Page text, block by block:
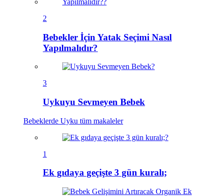
2
Bebekler İçin Yatak Seçimi Nasıl
Yapılmalıdır?
3
Uykuyu Sevmeyen Bebek
Bebeklerde Uyku tüm makaleler
1
Ek gıdaya geçişte 3 gün kuralı;